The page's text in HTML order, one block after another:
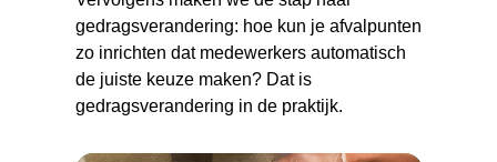
gedragsverandering: hoe kun je afvalpunten
zo inrichten dat medewerkers automatisch
de juiste keuze maken? Dat is
gedragsverandering in de praktijk.